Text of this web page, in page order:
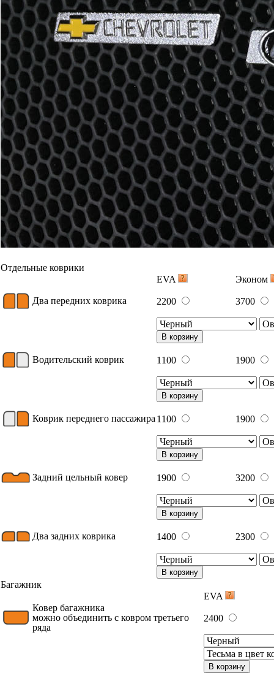
Отдельные коврики
EVA
Эконом
Два передних коврика 2200 3700
В корзину
Водительский коврик 1100 1900
В корзину
Коврик переднего пассажира 1100 1900
В корзину
Задний цельный ковер 1900 3200
В корзину
Два задних коврика 1400 2300
В корзину
Багажник
EVA
Ковер багажника
можно объединить с ковром третьего
ряда
2400
В корзину